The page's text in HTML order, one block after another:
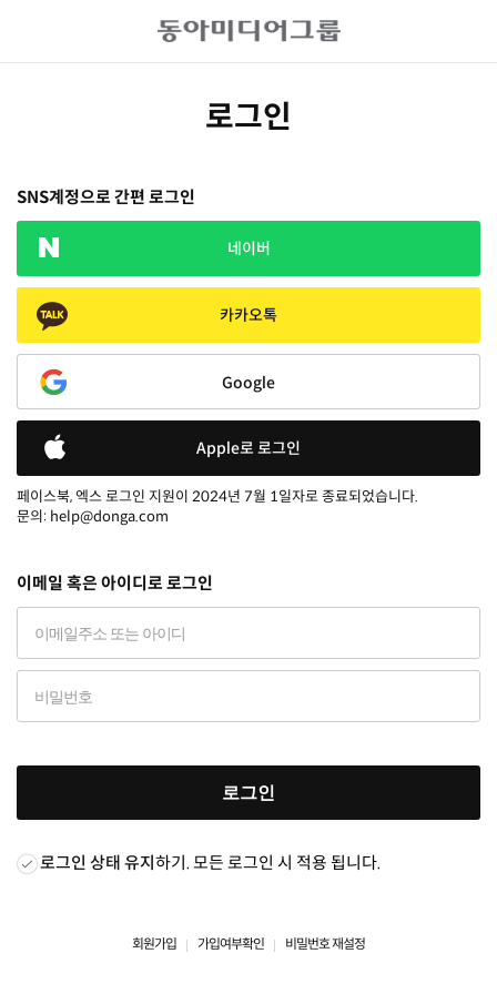
로그인
SNS계정으로 간편 로그인
네이버
카카오톡
Google
Apple로 로그인
페이스북, 엑스 로그인 지원이 2024년 7월 1일자로 종료되었습니다.
문의: help@donga.com
이메일 혹은 아이디로 로그인
로그인
로그인 상태 유지하기. 모든 로그인 시 적용 됩니다.
회원가입 가입여부확인 비밀번호 재설정